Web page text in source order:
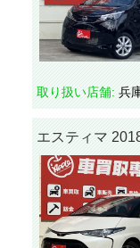
取り扱い店舗: 兵
エスティマ